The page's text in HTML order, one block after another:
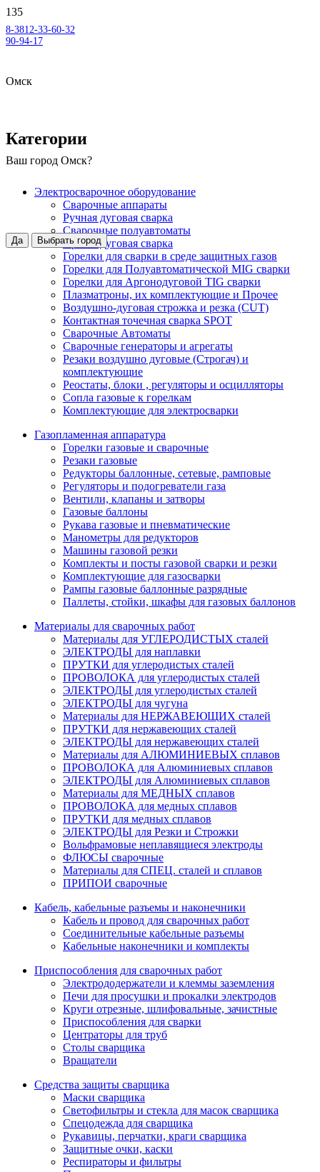
8-3812-33-60-32
90-94-17
Омск
Ваш город Омск?
Да Выбрать город
Категории
Электросварочное оборудование
Сварочные аппараты
Ручная дуговая сварка
Сварочные полуавтоматы
Аргонодуговая сварка
Горелки для сварки в среде защитных газов
Горелки для Полуавтоматической MIG сварки
Горелки для Аргонодуговой TIG сварки
Плазматроны, их комплектующие и Прочее
Воздушно-дуговая строжка и резка (CUT)
Контактная точечная сварка SPOT
Сварочные Автоматы
Сварочные генераторы и агрегаты
Резаки воздушно дуговые (Строгач) и
комплектующие
Реостаты, блоки , регуляторы и осцилляторы
Сопла газовые к горелкам
Комплектующие для электросварки
Газопламенная аппаратура
Горелки газовые и сварочные
Резаки газовые
Редукторы баллонные, сетевые, рамповые
Регуляторы и подогреватели газа
Вентили, клапаны и затворы
Газовые баллоны
Рукава газовые и пневматические
Манометры для редукторов
Машины газовой резки
Комплекты и посты газовой сварки и резки
Комплектующие для газосварки
Рампы газовые баллонные разрядные
Паллеты, стойки, шкафы для газовых баллонов
Материалы для сварочных работ
Материалы для УГЛЕРОДИСТЫХ сталей
ЭЛЕКТРОДЫ для наплавки
ПРУТКИ для углеродистых сталей
ПРОВОЛОКА для углеродистых сталей
ЭЛЕКТРОДЫ для углеродистых сталей
ЭЛЕКТРОДЫ для чугуна
Материалы для НЕРЖАВЕЮЩИХ сталей
ПРУТКИ для нержавеющих сталей
ЭЛЕКТРОДЫ для нержавеющих сталей
Материалы для АЛЮМИНИЕВЫХ сплавов
ПРОВОЛОКА для Алюминиевых сплавов
ЭЛЕКТРОДЫ для Алюминиевых сплавов
Материалы для МЕДНЫХ сплавов
ПРОВОЛОКА для медных сплавов
ПРУТКИ для медных сплавов
ЭЛЕКТРОДЫ для Резки и Строжки
Вольфрамовые неплавящиеся электроды
ФЛЮСЫ сварочные
Материалы для СПЕЦ. сталей и сплавов
ПРИПОИ сварочные
Кабель, кабельные разъемы и наконечники
Кабель и провод для сварочных работ
Соединительные кабельные разъемы
Кабельные наконечники и комплекты
Приспособления для сварочных работ
Электрододержатели и клеммы заземления
Печи для просушки и прокалки электродов
Круги отрезные, шлифовальные, зачистные
Приспособления для сварки
Центраторы для труб
Столы сварщика
Вращатели
Средства защиты сварщика
Маски сварщика
Светофильтры и стекла для масок сварщика
Спецодежда для сварщика
Рукавицы, перчатки, краги сварщика
Защитные очки, каски
Респираторы и фильтры